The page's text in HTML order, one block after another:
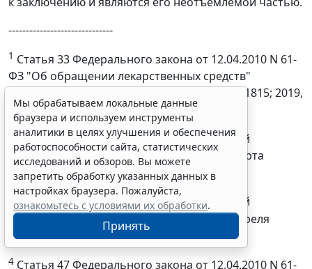
------------------------------
1 Статья 33 Федерального закона от 12.04.2010 N 61-
ФЗ "Об обращении лекарственных средств"
(Собрание законодательства 2010, N 16 ст. 1815; 2019,
N 52, ст. 7793)
2Официальный интернет-портал правовой
информации www.pravo.gov.ru, 2022, 24 марта
N 0001202203240032
Официальный интернет-портал правовой
информации www.pravo.gov.ru, 2022, 11 апреля
N 0001202204110030
4 Статья 47 Федерального закона от 12.04.2010 N 61-
Мы обрабатываем локальные данные
браузера и используем инструменты
аналитики в целях улучшения и обеспечения
работоспособности сайта, статистических
исследований и обзоров. Вы можете
запретить обработку указанных данных в
настройках браузера. Пожалуйста,
ознакомьтесь с условиями их обработки.
Принять